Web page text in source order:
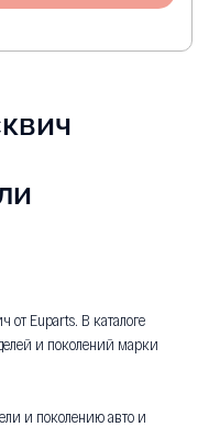
Euparts. В каталоге
и поколений марки
и поколению авто и